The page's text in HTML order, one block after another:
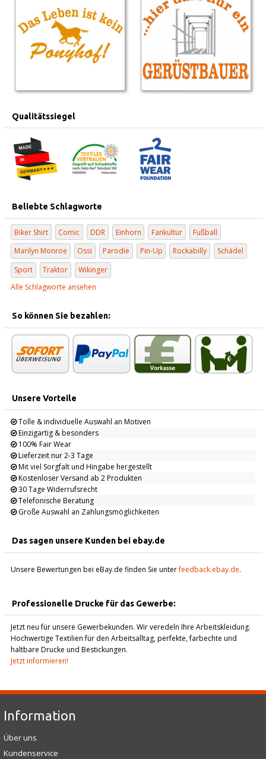
Qualitätssiegel
Beliebte Schlagworte
Biker Shirt Comic DDR Einhorn Fankultur
Fußball
Marilyn Monroe
Ossi Parodie Pin-Up Rockabilly
Schädel
Sport
Traktor
Wikinger
Alle Schlagworte ansehen
So können Sie bezahlen:
Unsere Vorteile
Tolle & individuelle Auswahl an Motiven
Einzigartig & besonders
100% Fair Wear
Lieferzeit nur 2-3 Tage
Mit viel Sorgfalt und Hingabe hergestellt
Kostenloser Versand ab 2 Produkten
30 Tage Widerrufsrecht
Telefonische Beratung
Große Auswahl an Zahlungsmöglichkeiten
Das sagen unsere Kunden bei ebay.de
Unsere Bewertungen bei eBay.de finden Sie unterfeedback.ebay.de.
Professionelle Drucke für das Gewerbe:
Jetzt neu für unsere Gewerbekunden. Wir veredeln Ihre Arbeitskleidung.
Hochwertige Textilien für den Arbeitsalltag, perfekte, farbechte und
haltbare Drucke und Bestickungen.
Jetzt informieren!
Information
Über uns
Kundenservice